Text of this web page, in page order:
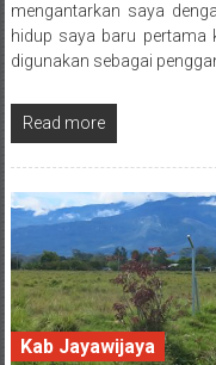
mengantarkan saya
hidup saya baru pertama
digunakan sebagai
Read more
Kab Jayawijaya